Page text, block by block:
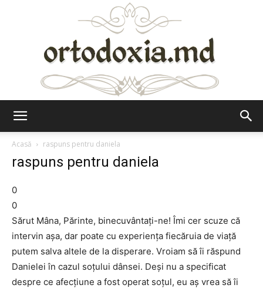
Acasă
raspuns pentru daniela
raspuns pentru daniela
0
0
Sărut Mâna, Părinte, binecuvântaţi-ne! Îmi cer scuze că
intervin aşa, dar poate cu experienţa fiecăruia de viaţă
putem salva altele de la disperare. Vroiam să îi răspund
Danielei în cazul soţului dânsei. Deşi nu a specificat
despre ce afecţiune a fost operat soţul, eu aş vrea să îi